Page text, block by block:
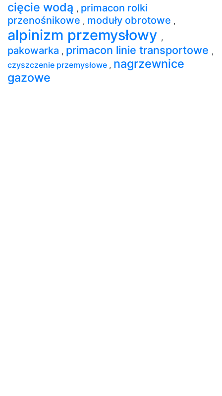
cięcie wodą , primacon rolki
przenośnikowe , moduły obrotowe ,
alpinizm przemysłowy ,
pakowarka , primacon linie transportowe ,
czyszczenie przemysłowe , nagrzewnice
gazowe